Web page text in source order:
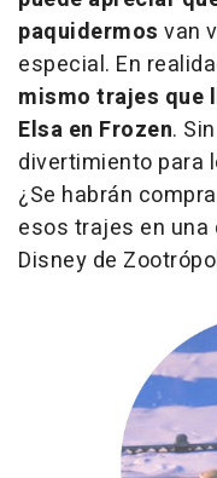
paquidermos van
especial. En
mismo trajes que
Elsa en Frozen.
divertimiento para
¿Se habrán
esos trajes en
Disney de